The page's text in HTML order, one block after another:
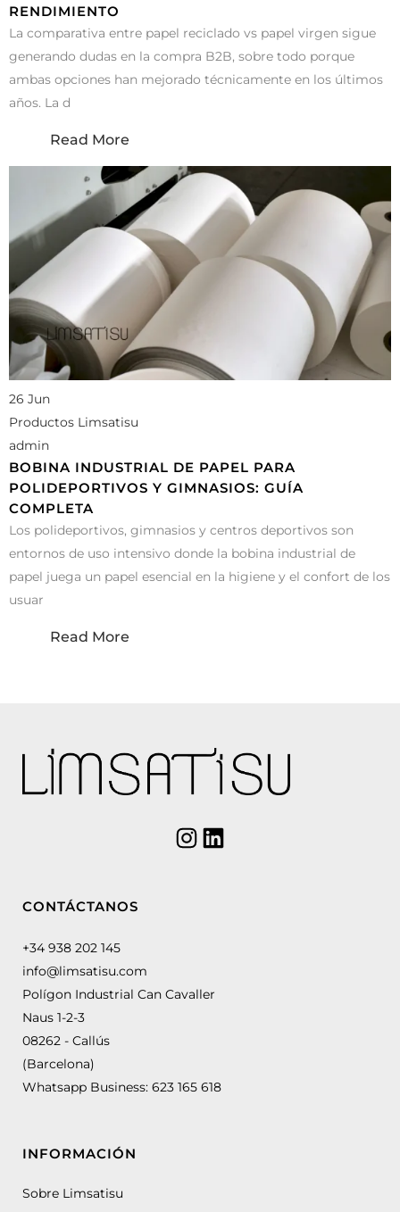
RENDIMIENTO
La comparativa entre papel reciclado vs papel virgen sigue
generando dudas en la compra B2B, sobre todo porque
ambas opciones han mejorado técnicamente en los últimos
años. La d
Read More
26 Jun
Productos Limsatisu
admin
BOBINA INDUSTRIAL DE PAPEL PARA
POLIDEPORTIVOS Y GIMNASIOS: GUÍA
COMPLETA
Los polideportivos, gimnasios y centros deportivos son
entornos de uso intensivo donde la bobina industrial de
papel juega un papel esencial en la higiene y el confort de los
usuar
Read More
CONTÁCTANOS
+34 938 202 145
info@limsatisu.com
Polígon Industrial Can Cavaller
Naus 1-2-3
08262 - Callús
(Barcelona)
Whatsapp Business: 623 165 618
INFORMACIÓN
Sobre Limsatisu